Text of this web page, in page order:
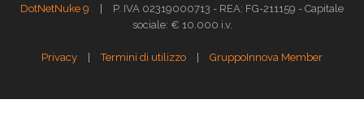
DotNetNuke 9
|
P. IVA 02319000713 - REA: FG-211159 - Capitale
sociale: € 10.000 i.v.
Privacy | Termini di utilizzo | GruppoInnova Member